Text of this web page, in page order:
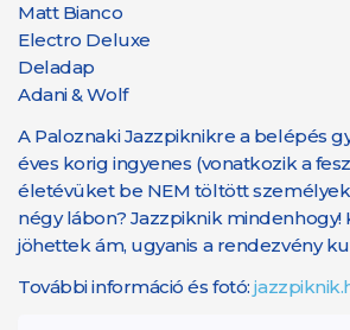
Matt Bianco
Electro Deluxe
Deladap
Adani & Wolf
A Paloznaki Jazzpiknikre a belépés
éves korig ingyenes (vonatkozik a
életévüket be NEM töltött
négy lábon? Jazzpiknik mindenhogy!
jöhettek ám, ugyanis a rendezvény
További információ és fotó: